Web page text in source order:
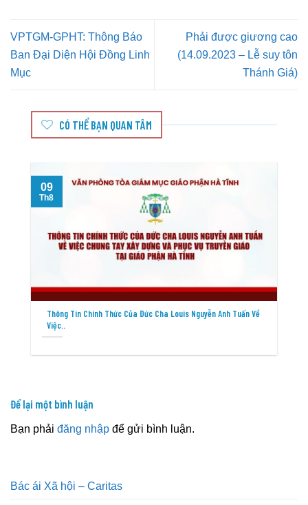
VPTGM-GPHT: Thông Báo
Ban Đại Diện Hội Đồng Linh
Mục
Phải được giương cao
(14.09.2023 – Lễ suy tôn
Thánh Giá)
CÓ THỂ BẠN QUAN TÂM
Thông Tin Chính Thức Của Đức Cha Louis Nguyễn Anh Tuấn Về
Việc..
09
Th8
Để lại một bình luận
Bạn phải đăng nhập để gửi bình luận.
Bác ái Xã hội – Caritas